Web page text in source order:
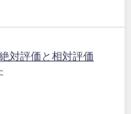
対評価と相対評価